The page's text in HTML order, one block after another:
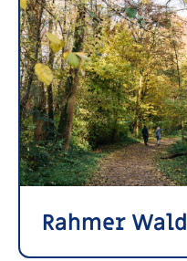
Rahmer Wald